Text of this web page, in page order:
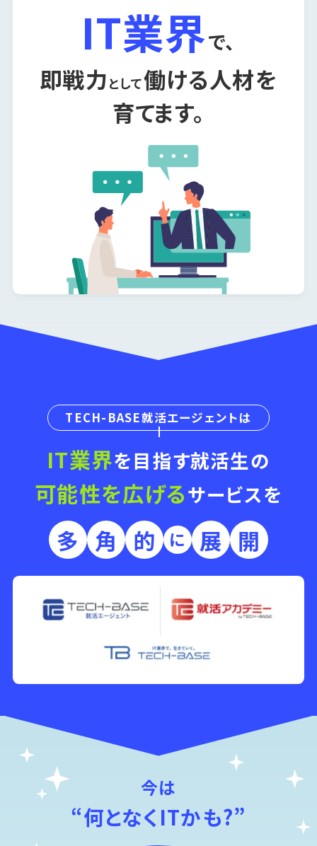
IT業界で、
即戦力として働ける人材を
育てます。
TECH-BASE就活エージェントは
IT業界を目指す就活生の
可能性を広げるサービスを
多 角 的 に 展 開
今は
“何となくITかも?”